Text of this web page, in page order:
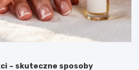
– skuteczne sposoby